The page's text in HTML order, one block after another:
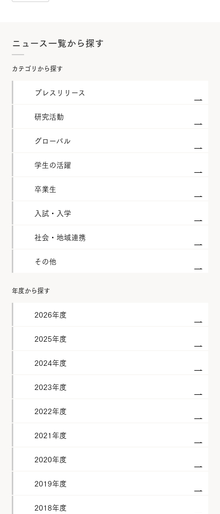
ニュース一覧から探す
カテゴリから探す
プレスリリース
研究活動
グローバル
学生の活躍
卒業生
入試・入学
社会・地域連携
その他
年度から探す
2026年度
2025年度
2024年度
2023年度
2022年度
2021年度
2020年度
2019年度
2018年度